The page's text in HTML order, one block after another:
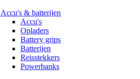
Accu's & batterijen
Accu's
Opladers
Battery grips
Batterijen
Reisstekkers
Powerbanks